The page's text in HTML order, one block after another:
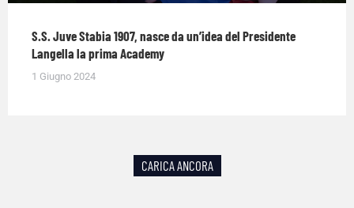
S.S. Juve Stabia 1907, nasce da un’idea del Presidente
Langella la prima Academy
1 Giugno 2024
CARICA ANCORA